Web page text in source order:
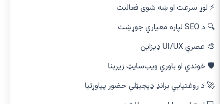
⚡ لوړ سرعت او ښه شوی فعالیت
🔍 د SEO لپاره معیاري جوړښت
🎨 عصري UI/UX ډیزاین
🛡️ خوندي او باوري ویب‌سایټ زیربنا
🚀 د روغتیایي برانډ ډیجیټلي حضور پیاوړتیا